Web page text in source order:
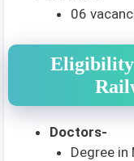
06
Doctors-
Degree in